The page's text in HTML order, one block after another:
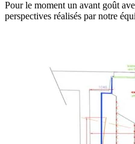
Pour le moment un avant goût
perspectives réalisés par notre